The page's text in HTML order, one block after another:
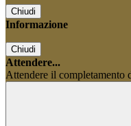
Chiudi
Informazione
Chiudi
Attendere...
Attendere il completamento